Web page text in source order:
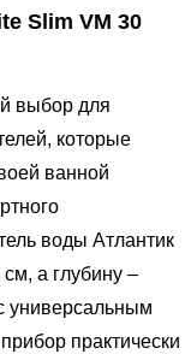
Slim VM 30
выбор для
которые
ванной
воды Атлантик
а глубину –
универсальным
практически